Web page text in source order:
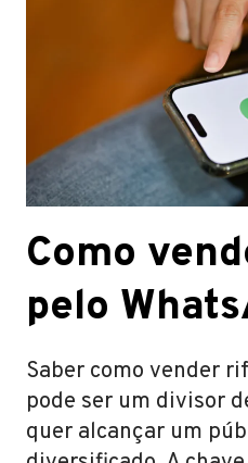
Como
pelo
Saber como vender
pode ser um divisor
quer alcançar um